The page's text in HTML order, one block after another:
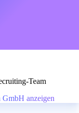
Team
anzeigen